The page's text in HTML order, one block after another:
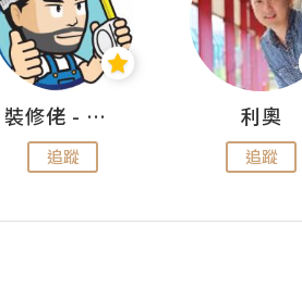
裝修佬 - 香港一站式網上裝修平台
追蹤
利奧
追蹤